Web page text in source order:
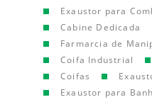
Exaustor para
Cabine Dedicada
Farmarcia de
Coifa Industrial
Coifas
Exaustor para